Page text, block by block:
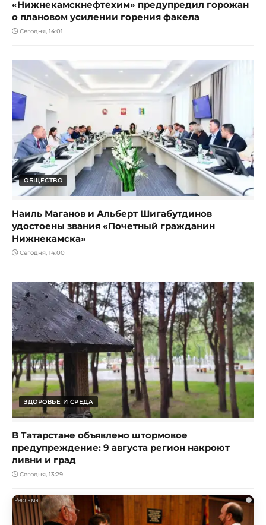
«Нижнекамскнефтехим» предупредил горожан
о плановом усилении горения факела
Сегодня, 14:01
ОБЩЕСТВО
Наиль Маганов и Альберт Шигабутдинов
удостоены звания «Почетный гражданин
Нижнекамска»
Сегодня, 14:00
ЗДОРОВЬЕ И СРЕДА
В Татарстане объявлено штормовое
предупреждение: 9 августа регион накроют
ливни и град
Сегодня, 13:29
i